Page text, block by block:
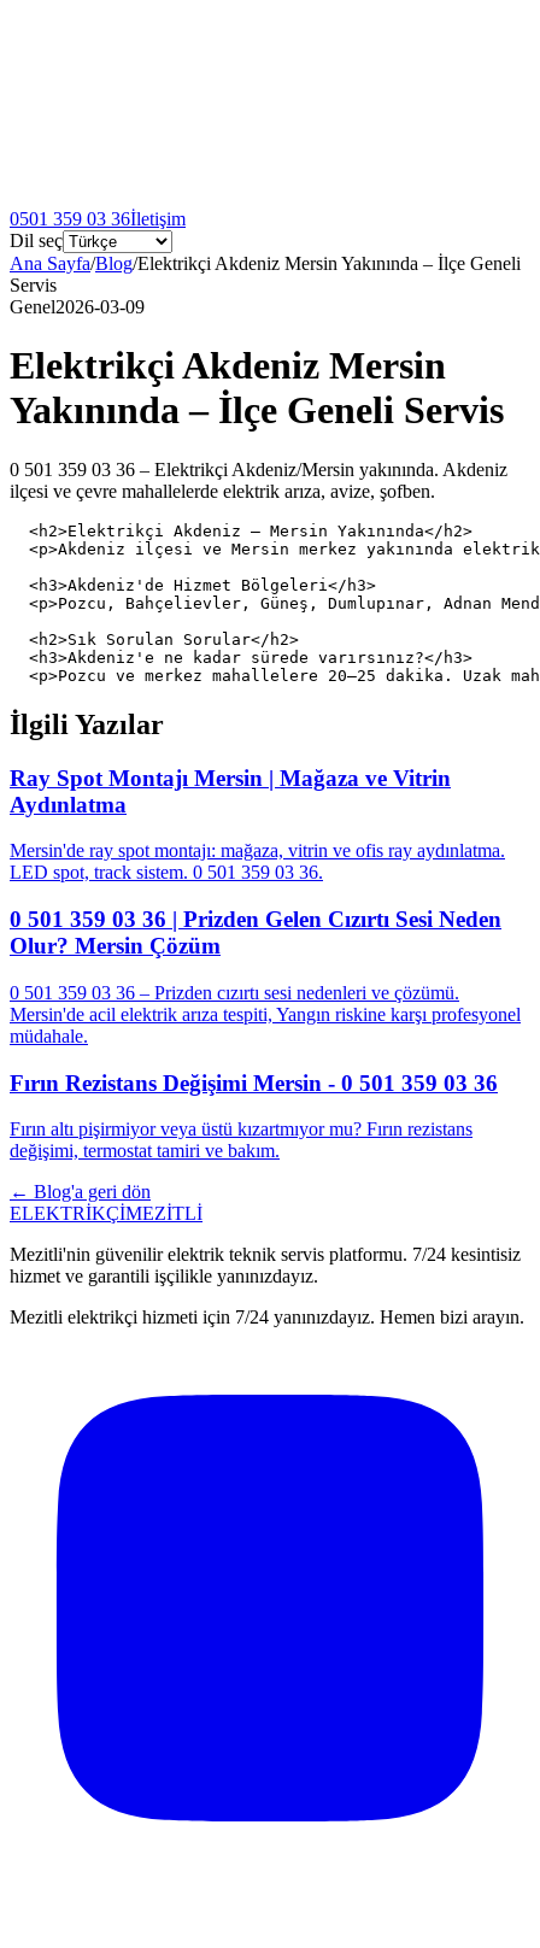
0501 359 03 36İletişim
Dil seç
Ana Sayfa/Blog/Elektrikçi Akdeniz Mersin Yakınında – İlçe Geneli
Servis
Genel2026-03-09
Elektrikçi Akdeniz Mersin
Yakınında – İlçe Geneli Servis
0 501 359 03 36 – Elektrikçi Akdeniz/Mersin yakınında. Akdeniz
ilçesi ve çevre mahallelerde elektrik arıza, avize, şofben.
  <h2>Elektrikçi Akdeniz – Mersin Yakınında</h2>
<p>Akdeniz ilçesi ve Mersin merkez yakınında
  <h3>Akdeniz'de Hizmet Bölgeleri</h3>
<p>Pozcu, Bahçelievler, Güneş, Dumlupınar, Adnan
  <h2>Sık Sorulan Sorular</h2>
  <h3>Akdeniz'e ne kadar sürede varırsınız?</h3>
İlgili Yazılar
Ray Spot Montajı Mersin | Mağaza ve Vitrin
Aydınlatma
Mersin'de ray spot montajı: mağaza, vitrin ve ofis ray aydınlatma.
LED spot, track sistem. 0 501 359 03 36.
0 501 359 03 36 | Prizden Gelen Cızırtı Sesi Neden
Olur? Mersin Çözüm
0 501 359 03 36 – Prizden cızırtı sesi nedenleri ve çözümü.
Mersin'de acil elektrik arıza tespiti, Yangın riskine karşı profesyonel
müdahale.
Fırın Rezistans Değişimi Mersin - 0 501 359 03 36
Fırın altı pişirmiyor veya üstü kızartmıyor mu? Fırın rezistans
değişimi, termostat tamiri ve bakım.
← Blog'a geri dön
ELEKTRİKÇİMEZİTLİ
Mezitli'nin güvenilir elektrik teknik servis platformu. 7/24 kesintisiz
hizmet ve garantili işçilikle yanınızdayız.
Mezitli elektrikçi hizmeti için 7/24 yanınızdayız. Hemen bizi arayın.